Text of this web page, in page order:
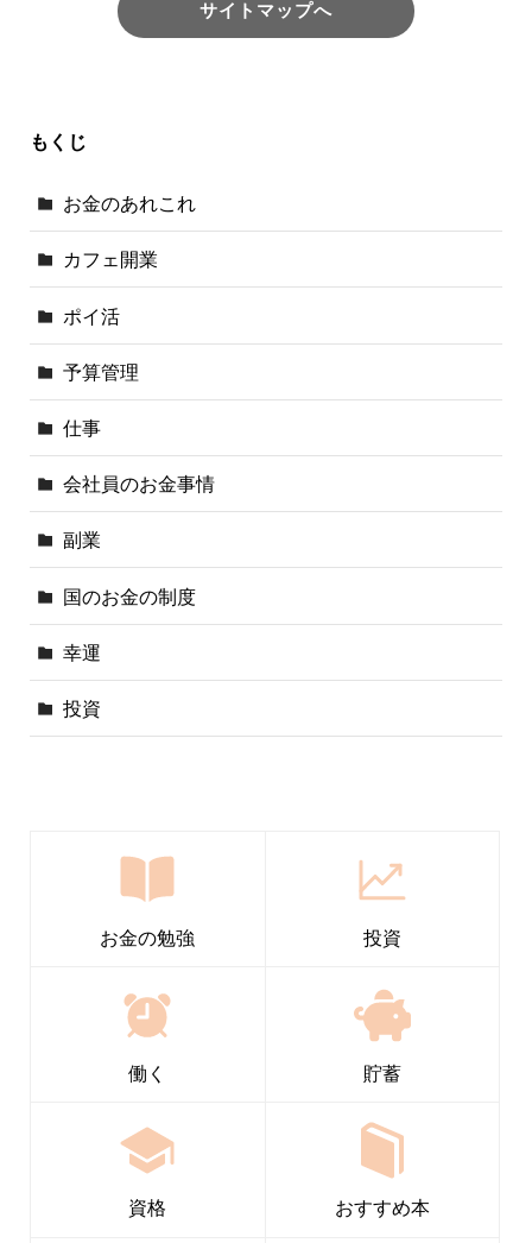
サイトマップへ
もくじ
お金のあれこれ
カフェ開業
ポイ活
予算管理
仕事
会社員のお金事情
副業
国のお金の制度
幸運
投資
お金の勉強 投資
働く 貯蓄
資格 おすすめ本